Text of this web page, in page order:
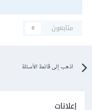
متابعون
0
اذهب إلى قائمة الأسئلة
إعلانات